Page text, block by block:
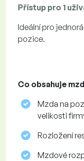
Přístup pro 1
Ideální pro
pozice.
Co obsahuje
Mzda na
velikosti
Rozložení
Mzdové